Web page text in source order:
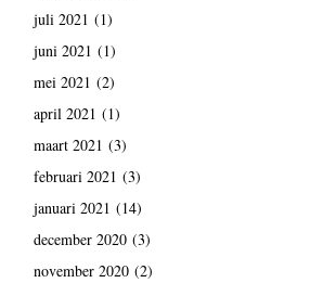
juli 2021 (1)
juni 2021 (1)
mei 2021 (2)
april 2021 (1)
maart 2021 (3)
februari 2021 (3)
januari 2021 (14)
december 2020(3)
november 2020(2)